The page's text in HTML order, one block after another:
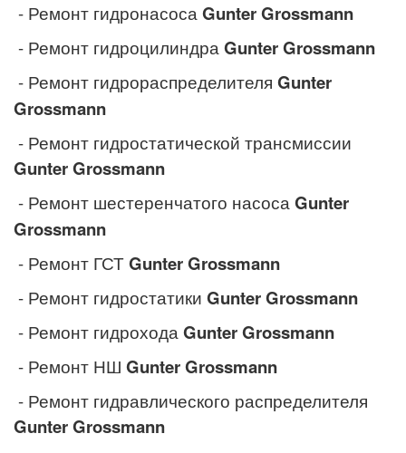
- Ремонт гидронасосаGunter Grossmann
- Ремонт гидроцилиндраGunter Grossmann
- Ремонт гидрораспределителя Gunter
Grossmann
- Ремонт гидростатической трансмиссии
Gunter Grossmann
- Ремонт шестеренчатого насосаGunter
Grossmann
- Ремонт ГСТGunter Grossmann
- Ремонт гидростатики Gunter Grossmann
- Ремонт гидроходаGunter Grossmann
- Ремонт НШ Gunter Grossmann
- Ремонт гидравлического распределителя
Gunter Grossmann